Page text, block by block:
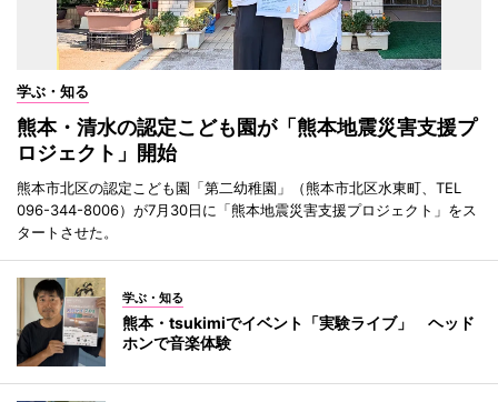
学ぶ・知る
熊本・清水の認定こども園が「熊本地震災害支援プ
ロジェクト」開始
熊本市北区の認定こども園「第二幼稚園」（熊本市北区水東町、TEL
096-344-8006）が7月30日に「熊本地震災害支援プロジェクト」をス
タートさせた。
学ぶ・知る
熊本・tsukimiでイベント「実験ライブ」 ヘッド
ホンで音楽体験